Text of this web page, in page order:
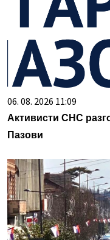
06. 08. 2026 11:09
Активисти СНС
Пазови